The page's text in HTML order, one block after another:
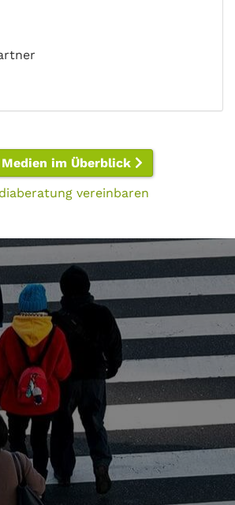
im Überblick
vereinbaren